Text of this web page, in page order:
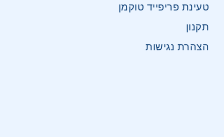
טעינת פריפייד טוקמן
תקנון
הצהרת נגישות